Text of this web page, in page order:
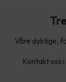
Våre dyktige,
Kontakt oss